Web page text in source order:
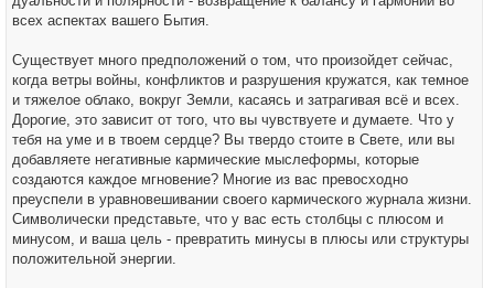
всех аспектах вашего Бытия.
Существует много предположений о том, что произойдет сейчас,
когда ветры войны, конфликтов и разрушения кружатся, как темное
и тяжелое облако, вокруг Земли, касаясь и затрагивая всё и всех.
Дорогие, это зависит от того, что вы чувствуете и думаете. Что у
тебя на уме и в твоем сердце? Вы твердо стоите в Свете, или вы
добавляете негативные кармические мыслеформы, которые
создаются каждое мгновение? Многие из вас превосходно
преуспели в уравновешивании своего кармического журнала жизни.
Символически представьте, что у вас есть столбцы с плюсом и
минусом, и ваша цель - превратить минусы в плюсы или структуры
положительной энергии.